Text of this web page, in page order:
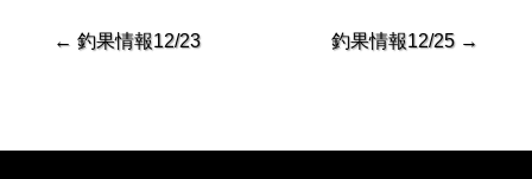
← 釣果情報12/23 釣果情報12/25→